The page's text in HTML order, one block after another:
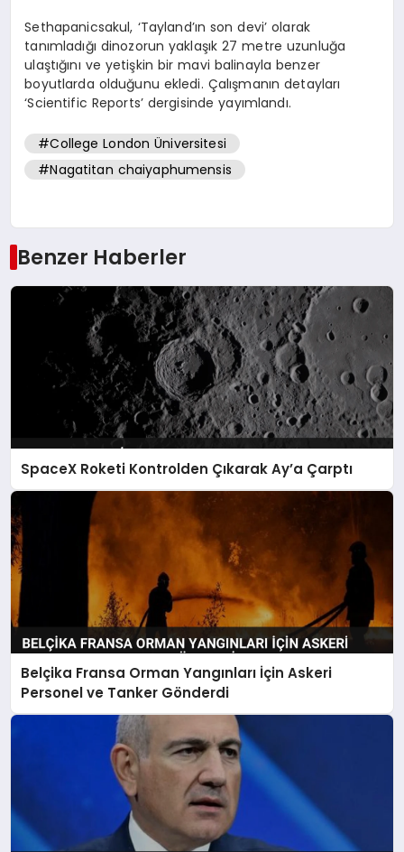
Sethapanicsakul, ‘Tayland’ın son devi’ olarak
tanımladığı dinozorun yaklaşık 27 metre uzunluğa
ulaştığını ve yetişkin bir mavi balinayla benzer
boyutlarda olduğunu ekledi. Çalışmanın detayları
‘Scientific Reports’ dergisinde yayımlandı.
#College London Üniversitesi
#Nagatitan chaiyaphumensis
Benzer Haberler
SpaceX Roketi Kontrolden Çıkarak Ay’a Çarptı
Belçika Fransa Orman Yangınları İçin Askeri
Personel ve Tanker Gönderdi